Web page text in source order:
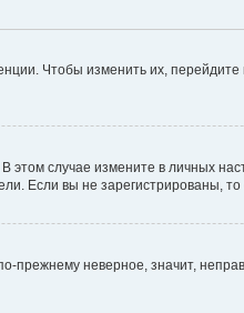
Чтобы изменить их, перейдите
случае измените в личных
Если вы не зарегистрированы,
прежнему неверное, значит,